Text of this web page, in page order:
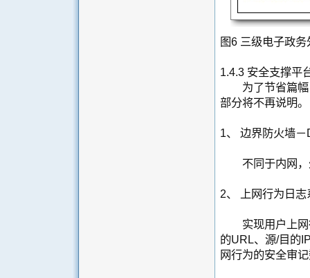
图6 三级电子政
1.4.3 安全支撑平
为了节省篇幅
部分将不再说明。
1、 边界防火墙－
不同于内网，
2、 上网行为日
实现用户上网
的URL、源/目的
网行为的安全审